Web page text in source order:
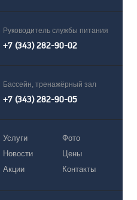
Руководитель службы питания
+7 (343) 282-90-02
Бассейн, тренажёрный зал
+7 (343) 282-90-05
Услуги
Новости
Акции
Фото
Цены
Контакты